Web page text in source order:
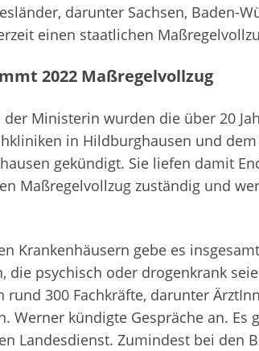
darunter Sachsen, Baden-
einen staatlichen
2022 Maßregelvollzug
der Ministerin wurden die über 20
in Hildburghausen und
gekündigt. Sie liefen damit
Maßregelvollzug zuständig und
Krankenhäusern gebe es
die psychisch oder drogenkrank
rund 300 Fachkräfte, darunter
Werner kündigte Gespräche an. Es
Landesdienst. Zumindest bei den